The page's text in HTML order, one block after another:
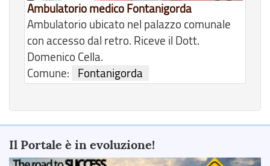
Ambulatorio medico Fontanigorda
Ambulatorio ubicato nel palazzo comunale
con accesso dal retro. Riceve il Dott.
Domenico Cella.
Comune:
Fontanigorda
Il Portale è in evoluzione!